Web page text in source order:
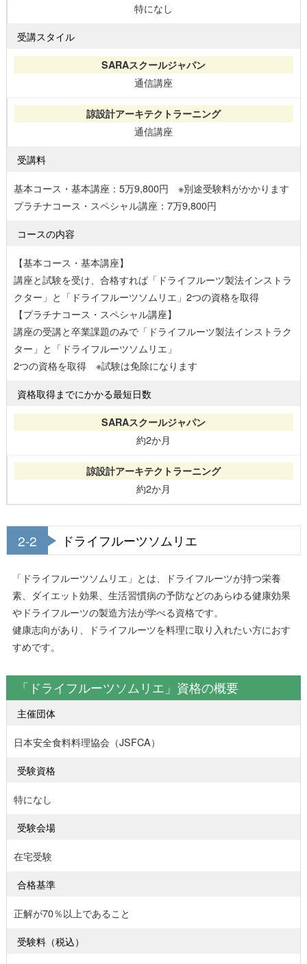
特になし
受講スタイル
通信講座
通信講座
受講料
基本コース・基本講座：5万9,800円 ※別途受験料がかかります
プラチナコース・スペシャル講座：7万9,800円
コースの内容
【基本コース・基本講座】
講座と試験を受け、合格すれば「ドライフルーツ製法インストラ
クター」と「ドライフルーツソムリエ」2つの資格を取得
【プラチナコース・スペシャル講座】
講座の受講と卒業課題のみで「ドライフルーツ製法インストラク
ター」と「ドライフルーツソムリエ」
2つの資格を取得 ※試験は免除になります
資格取得までにかかる最短日数
約2か月
約2か月
2-2 ドライフルーツソムリエ
「ドライフルーツソムリエ」とは、ドライフルーツが持つ栄養
素、ダイエット効果、生活習慣病の予防などのあらゆる健康効果
やドライフルーツの製造方法が学べる資格です。
健康志向があり、ドライフルーツを料理に取り入れたい方におす
すめです。
「ドライフルーツソムリエ」資格の概要
主催団体
日本安全食料料理協会（JSFCA）
受験資格
特になし
受験会場
在宅受験
合格基準
正解が70％以上であること
受験料（税込）